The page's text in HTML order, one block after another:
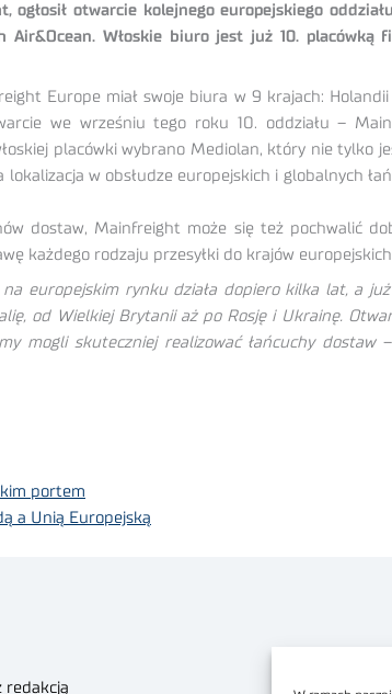
otwarcie kolejnego europejskiego
Air&Ocean. Włoskie biuro jest już 10.
Europe miał swoje biura w 9 krajach:
we wrześniu tego roku 10. oddziału –
placówki wybrano Mediolan, który nie tylko
w obsłudze europejskich i globalnych
dostaw, Mainfreight może się też pochwalić
każdego rodzaju przesyłki do krajów
europejskim rynku działa dopiero kilka lat, a
od Wielkiej Brytanii aż po Rosję i Ukrainę.
mogli skuteczniej realizować łańcuchy dostaw–
portem
a Unią Europejską
redakcją